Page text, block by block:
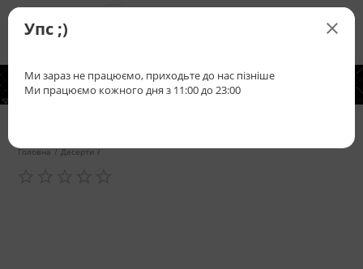
+38(067) 

Що ми
пропонуємо
Головна / Десерти /
Упс ;)
Ми зараз не працюємо, приходьте до нас пізніше
Ми працюємо кожного дня з 11:00 до 23:00